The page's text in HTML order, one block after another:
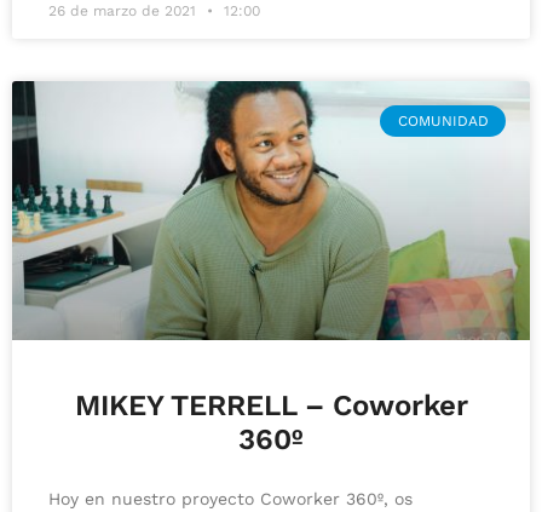
26 de marzo de 2021 12:00
COMUNIDAD
MIKEY TERRELL – Coworker
360º
Hoy en nuestro proyecto Coworker 360º, os